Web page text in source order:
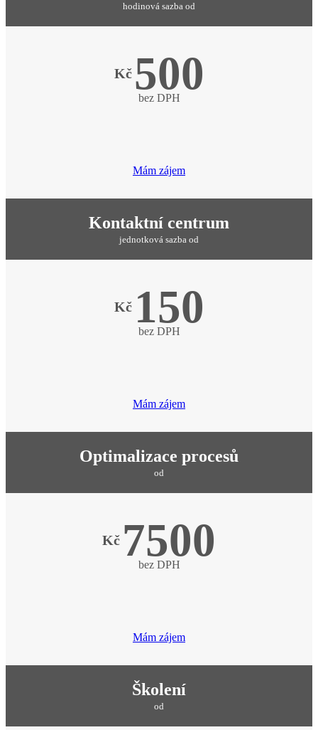
hodinová sazba od
Kč 500
bez DPH
Mám zájem
Kontaktní centrum
jednotková sazba od
Kč 150
bez DPH
Mám zájem
Optimalizace procesů
od
Kč 7500
bez DPH
Mám zájem
Školení
od